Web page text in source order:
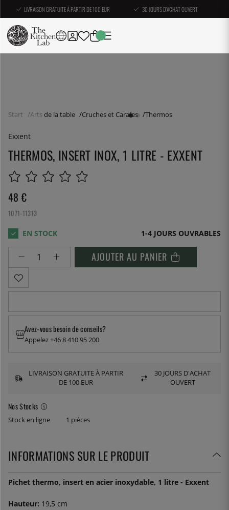
LIVRAISON GRATUITE À PARTIR DE 100 EUR 30 JOURS D'ACHAT OUVERT
Start Arts de la table Cruches et Carafes Thermos
Exxent
THERMOS, INSERT INOX, 1 LITRE - EXXENT
48 €
1071-11313
1-4 JOURS OUVRABLES
AJOUTER AU PANIER
Nos Stocks
Stock en ligne 1 pièces
Avez-vous besoin de conseils?
Appelez +46 8 410 95 200
LIVRAISON GRATUITE À PARTIR
DE 100 EUR
30 JOURS D'ACHAT
OUVERT
INFORMATIONS SUR LE PRODUIT
Pichet thermo, insert en acier inoxydable, 1 litre - Exxent
Hauteur: 19,5 cm